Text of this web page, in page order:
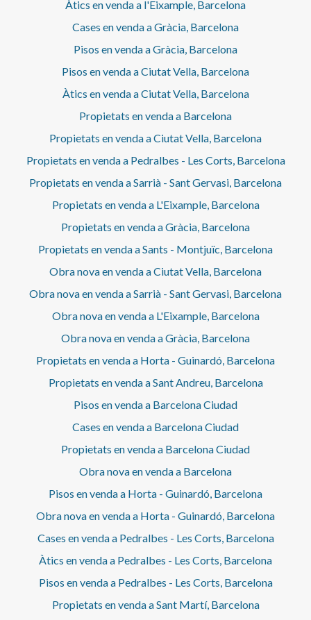
Àtics en venda a l'Eixample, Barcelona
Cases en venda a Gràcia, Barcelona
Pisos en venda a Gràcia, Barcelona
Pisos en venda a Ciutat Vella, Barcelona
Àtics en venda a Ciutat Vella, Barcelona
Propietats en venda a Barcelona
Propietats en venda a Ciutat Vella, Barcelona
Propietats en venda a Pedralbes - Les Corts, Barcelona
Propietats en venda a Sarrià - Sant Gervasi, Barcelona
Propietats en venda a L'Eixample, Barcelona
Propietats en venda a Gràcia, Barcelona
Propietats en venda a Sants - Montjuïc, Barcelona
Obra nova en venda a Ciutat Vella, Barcelona
Obra nova en venda a Sarrià - Sant Gervasi, Barcelona
Obra nova en venda a L'Eixample, Barcelona
Obra nova en venda a Gràcia, Barcelona
Propietats en venda a Horta - Guinardó, Barcelona
Propietats en venda a Sant Andreu, Barcelona
Pisos en venda a Barcelona Ciudad
Cases en venda a Barcelona Ciudad
Propietats en venda a Barcelona Ciudad
Obra nova en venda a Barcelona
Pisos en venda a Horta - Guinardó, Barcelona
Obra nova en venda a Horta - Guinardó, Barcelona
Cases en venda a Pedralbes - Les Corts, Barcelona
Àtics en venda a Pedralbes - Les Corts, Barcelona
Pisos en venda a Pedralbes - Les Corts, Barcelona
Propietats en venda a Sant Martí, Barcelona